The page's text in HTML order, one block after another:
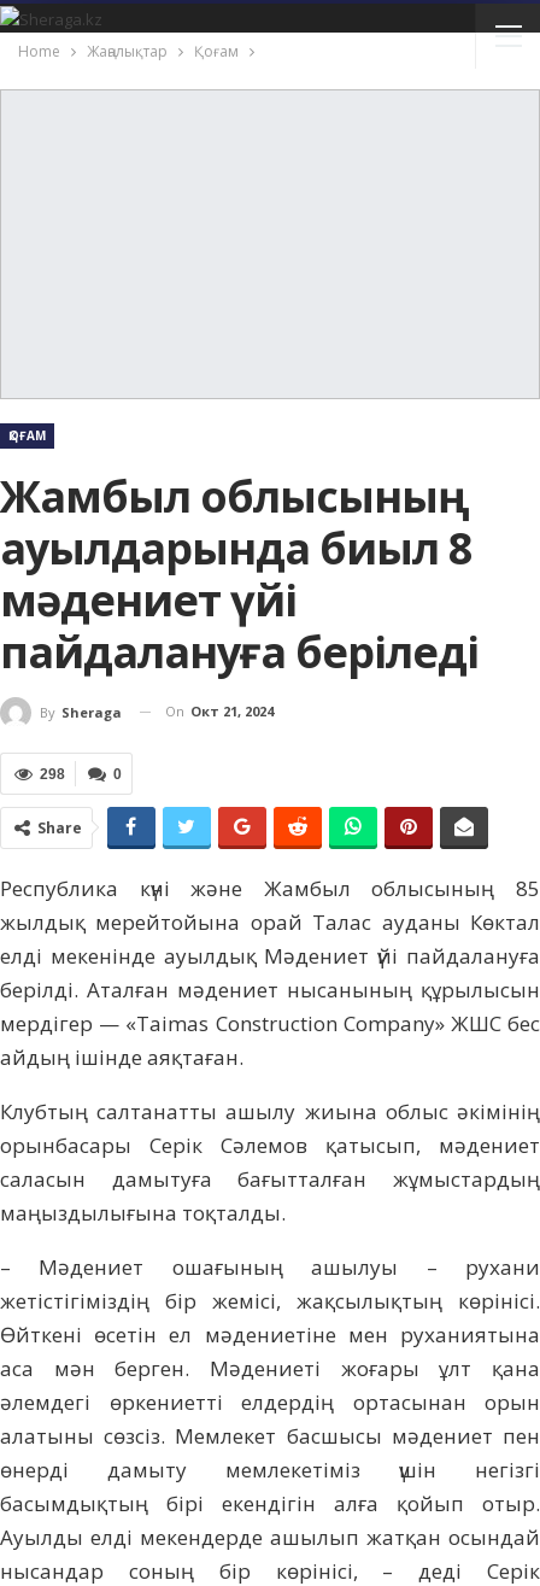
Home Жаңалықтар Қоғам
ҚОҒАМ
Жамбыл облысының
ауылдарында биыл 8
мәдениет үйі
пайдалануға беріледі
By Sheraga On Окт 21, 2024
0
298
Share
Республика күні және Жамбыл облысының 85
жылдық мерейтойына орай Талас ауданы Көктал
елді мекенінде ауылдық Мәдениет үйі пайдалануға
берілді. Аталған мәдениет нысанының құрылысын
мердігер — «Taimas Construction Company» ЖШС бес
айдың ішінде аяқтаған.
Клубтың салтанатты ашылу жиына облыс әкімінің
орынбасары Серік Сәлемов қатысып, мәдениет
саласын дамытуға бағытталған жұмыстардың
маңыздылығына тоқталды.
– Мәдениет ошағының ашылуы – рухани
жетістігіміздің бір жемісі, жақсылықтың көрінісі.
Өйткені өсетін ел мәдениетіне мен руханиятына
аса мән берген. Мәдениеті жоғары ұлт қана
әлемдегі өркениетті елдердің ортасынан орын
алатыны сөзсіз. Мемлекет басшысы мәдениет пен
өнерді дамыту мемлекетіміз үшін негізгі
басымдықтың бірі екендігін алға қойып отыр.
Ауылды елді мекендерде ашылып жатқан осындай
нысандар соның бір көрінісі, – деді Серік